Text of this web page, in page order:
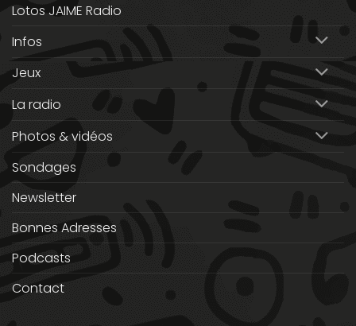
Lotos JAIME Radio
Infos
Jeux
La radio
Photos & vidéos
Sondages
Newsletter
Bonnes Adresses
Podcasts
Contact